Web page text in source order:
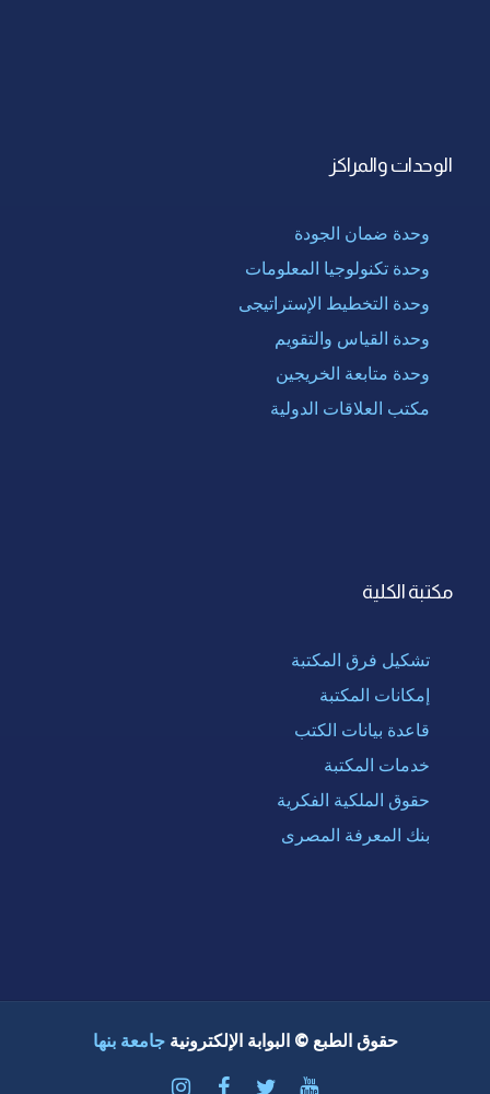
الوحدات والمراكز
وحدة ضمان الجودة
وحدة تكنولوجيا المعلومات
وحدة التخطيط الإستراتيجى
وحدة القياس والتقويم
وحدة متابعة الخريجين
مكتب العلاقات الدولية
مكتبة الكلية
تشكيل فرق المكتبة
إمكانات المكتبة
قاعدة بيانات الكتب
خدمات المكتبة
حقوق الملكية الفكرية
بنك المعرفة المصرى
حقوق الطبع © البوابة الإلكترونية جامعة بنها